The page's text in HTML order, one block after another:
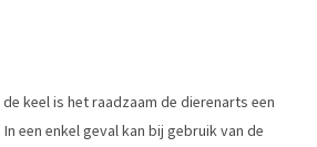
keel is het raadzaam de dierenarts een
een enkel geval kan bij gebruik van de